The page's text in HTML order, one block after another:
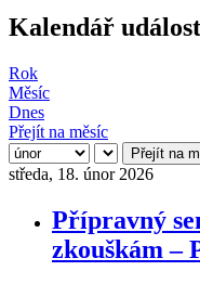
Kalendář
Rok
Měsíc
Dnes
Přejít na měsíc
Přejít na
středa, 18. únor 2026
Přípravný
zkouškám –